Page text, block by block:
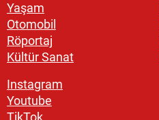
Yaşam
Otomobil
Röportaj
Kültür Sanat
Instagram
Youtube